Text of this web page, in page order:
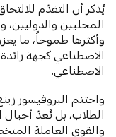
يُذكر أن التقدّم
المحليين
وأكثرها طموحاً، ما
الاصطناعي كجهة
الاصطناعي.
واختتم البروفيسور
الطلاب، بل نُعدّ
والقوى العاملة